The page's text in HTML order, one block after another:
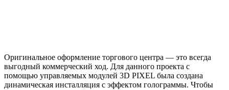
Оригинальное оформление торгового центра — это всегда
выгодный коммерческий ход. Для данного проекта с
помощью управляемых модулей 3D PIXEL была создана
динамическая инсталляция с эффектом голограммы. Чтобы